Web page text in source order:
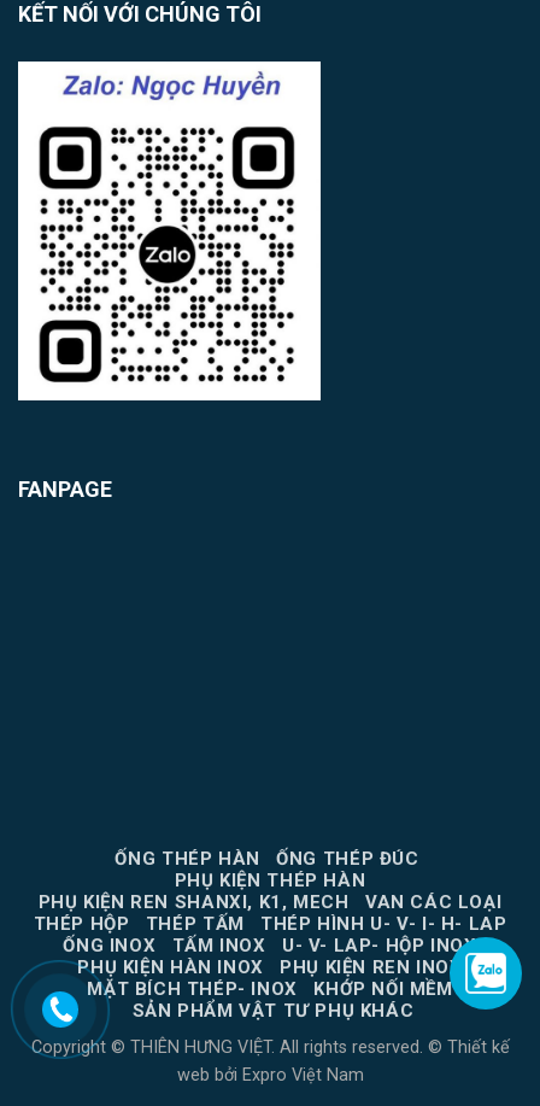
KẾT NỐI VỚI CHÚNG TÔI
FANPAGE
ỐNG THÉP HÀN
ỐNG THÉP ĐÚC
PHỤ KIỆN THÉP HÀN
PHỤ KIỆN REN SHANXI, K1, MECH
VAN CÁC LOẠI
THÉP HỘP
THÉP TẤM
THÉP HÌNH U- V- I- H- LAP
ỐNG INOX
TẤM INOX
U- V- LAP- HỘP INOX
PHỤ KIỆN HÀN INOX
PHỤ KIỆN REN INOX
MẶT BÍCH THÉP- INOX
KHỚP NỐI MỀM
SẢN PHẨM VẬT TƯ PHỤ KHÁC
Copyright © THIÊN HƯNG VIỆT. All rights reserved. © Thiết kế
web bởi Expro Việt Nam